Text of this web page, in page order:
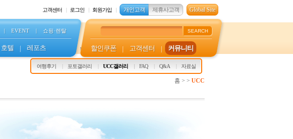
고객센터 로그인 회원가입 개인고객 제휴사고객 Global Site
| EVENT | 쇼핑·렌탈
호텔 레포츠 s
SEARCH
할인쿠폰 | 고객센터 | 커뮤니티
여행후기 포토갤러리 UCC갤러리 FAQ Q&A 자료실
홈 > > UCC